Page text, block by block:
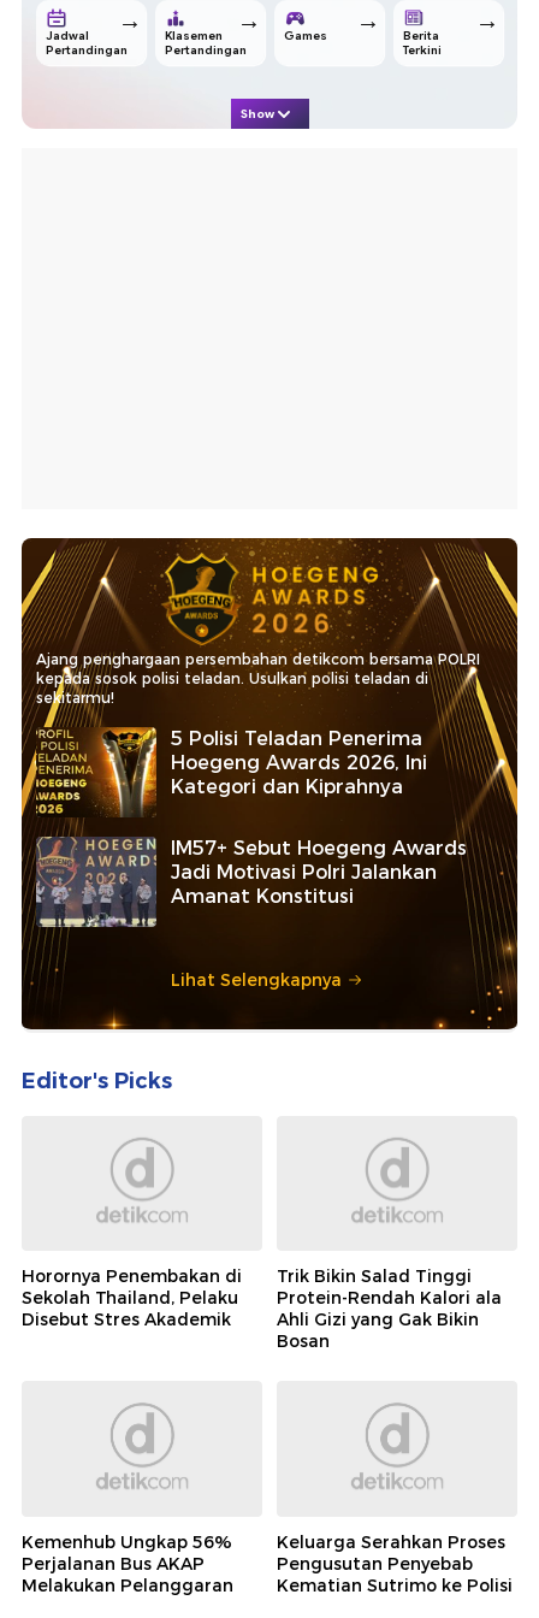
Jadwal
Pertandingan
→
Klasemen
Pertandingan
→ Games →
Berita
Terkini
→
Show
Ajang penghargaan persembahan detikcom bersama POLRI
kepada sosok polisi teladan. Usulkan polisi teladan di
sekitarmu!
5 Polisi Teladan Penerima
Hoegeng Awards 2026, Ini
Kategori dan Kiprahnya
IM57+ Sebut Hoegeng Awards
Jadi Motivasi Polri Jalankan
Amanat Konstitusi
Lihat Selengkapnya
Editor's Picks
Horornya Penembakan di
Sekolah Thailand, Pelaku
Disebut Stres Akademik
Trik Bikin Salad Tinggi
Protein-Rendah Kalori ala
Ahli Gizi yang Gak Bikin
Bosan
Kemenhub Ungkap 56%
Perjalanan Bus AKAP
Melakukan Pelanggaran
Keluarga Serahkan Proses
Pengusutan Penyebab
Kematian Sutrimo ke Polisi